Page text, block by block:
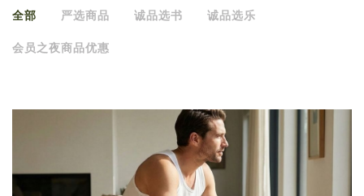
全部 严选商品 诚品选书 诚品选乐
会员之夜商品优惠